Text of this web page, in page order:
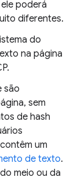
poderá
diferentes.
do
na página
são
sem
de hash
um
de texto.
meio ou da